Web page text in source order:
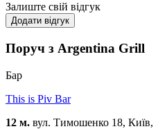
Залиште свій відгук
Додати відгук
Поруч з Argentina Grill
Бар
This is Piv Bar
12 м. вул. Тимошенко 18, Київ,